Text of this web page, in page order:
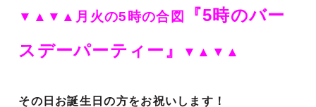
▼▲▼▲月火の5時の合図
『5時のバー
スデーパーティー』
▼▲▼▲
その日お誕生日の方をお祝いします！